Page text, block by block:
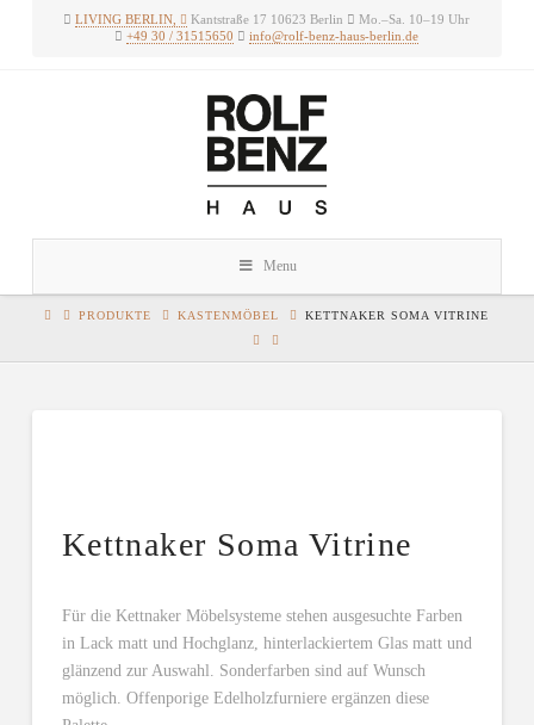
LIVING BERLIN, Kantstraße 17 10623 Berlin
Mo.–Sa. 10–19 Uhr
+49 30 / 31515650
info@rolf-benz-haus-berlin.de
Menu
PRODUKTE KASTENMÖBEL KETTNAKER SOMA VITRINE
Kettnaker Soma Vitrine
Für die Kettnaker Möbelsysteme stehen ausgesuchte Farben
in Lack matt und Hochglanz, hinterlackiertem Glas matt und
glänzend zur Auswahl. Sonderfarben sind auf Wunsch
möglich. Offenporige Edelholzfurniere ergänzen diese